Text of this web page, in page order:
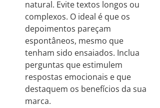
natural. Evite textos longos ou
complexos. O ideal é que os
depoimentos pareçam
espontâneos, mesmo que
tenham sido ensaiados. Inclua
perguntas que estimulem
respostas emocionais e que
destaquem os benefícios da sua
marca.